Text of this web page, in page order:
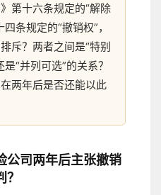
》第十六条规定的“解除
条规定的“撤销权”，
斥？两者之间是“特别
“并列可选”的关系？
两年后是否还能以此
公司两年后主张撤销